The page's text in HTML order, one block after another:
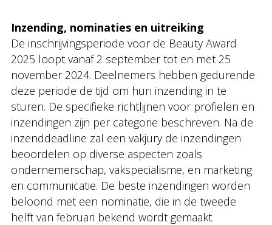
Inzending, nominaties en uitreiking
De inschrijvingsperiode voor de Beauty Award
2025 loopt vanaf 2 september tot en met 25
november 2024. Deelnemers hebben gedurende
deze periode de tijd om hun inzending in te
sturen. De specifieke richtlijnen voor profielen en
inzendingen zijn per categorie beschreven. Na de
inzenddeadline zal een vakjury de inzendingen
beoordelen op diverse aspecten zoals
ondernemerschap, vakspecialisme, en marketing
en communicatie. De beste inzendingen worden
beloond met een nominatie, die in de tweede
helft van februari bekend wordt gemaakt.